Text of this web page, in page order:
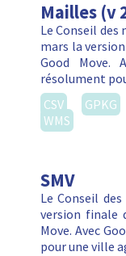
Mailles (v
Le Conseil des
mars la
Good Move.
résolument
CSV
GPKG
WMS
SMV
Le Conseil
version finale
Move. Avec
pour une ville